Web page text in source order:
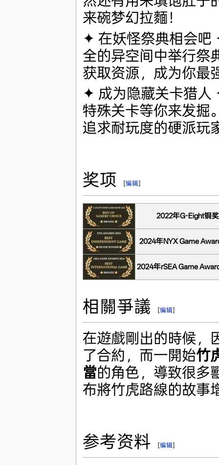
来碗梦幻拉麵！
✦ 在妖怪祭典相会吧
全的异空间中举行祭
获取资源，成为你最
✦ 成为隐藏关卡猎人
特殊关卡等你来发掘
追求耐玩度的硬派玩
奖项 [编辑]
2022年G-Eight铜奖
2024年NYX Game
2024年rSEA Game
相關爭議 [编辑]
在遊戲剛出的時候，
了合約，而一開始竹
當的角色，導致很多
布將竹虎路線的故事
参考资料 [编辑]